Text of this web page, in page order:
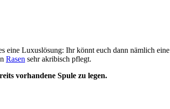
eine Luxuslösung: Ihr könnt euch dann nämlich eine
Rasen sehr akribisch pflegt.
vorhandene Spule zu legen.